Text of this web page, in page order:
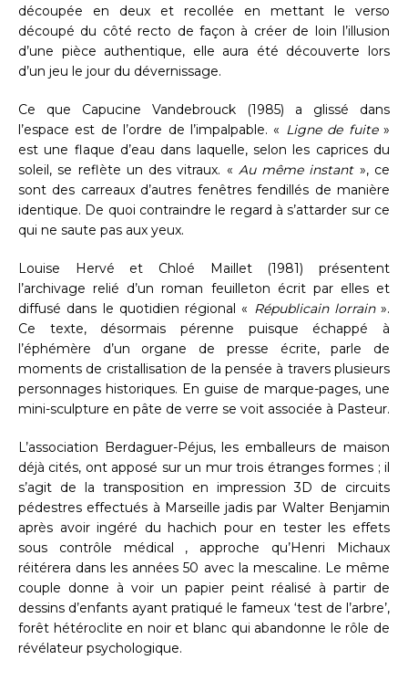
découpée en deux et recollée en mettant le verso
découpé du côté recto de façon à créer de loin l’illusion
d’une pièce authentique, elle aura été découverte lors
d’un jeu le jour du dévernissage.
Ce que Capucine Vandebrouck (1985) a glissé dans
l’espace est de l’ordre de l’impalpable. « Ligne de fuite»
est une flaque d’eau dans laquelle, selon les caprices du
soleil, se reflète un des vitraux. « Au même instant», ce
sont des carreaux d’autres fenêtres fendillés de manière
identique. De quoi contraindre le regard à s’attarder sur ce
qui ne saute pas aux yeux.
Louise Hervé et Chloé Maillet (1981) présentent
l’archivage relié d’un roman feuilleton écrit par elles et
diffusé dans le quotidien régional « Républicain lorrain».
Ce texte, désormais pérenne puisque échappé à
l’éphémère d’un organe de presse écrite, parle de
moments de cristallisation de la pensée à travers plusieurs
personnages historiques. En guise de marque-pages, une
mini-sculpture en pâte de verre se voit associée à Pasteur.
L’association Berdaguer-Péjus, les emballeurs de maison
déjà cités, ont apposé sur un mur trois étranges formes ; il
s’agit de la transposition en impression 3D de circuits
pédestres effectués à Marseille jadis par Walter Benjamin
après avoir ingéré du hachich pour en tester les effets
sous contrôle médical , approche qu’Henri Michaux
réitérera dans les années 50 avec la mescaline. Le même
couple donne à voir un papier peint réalisé à partir de
dessins d’enfants ayant pratiqué le fameux ‘test de l’arbre’,
forêt hétéroclite en noir et blanc qui abandonne le rôle de
révélateur psychologique.